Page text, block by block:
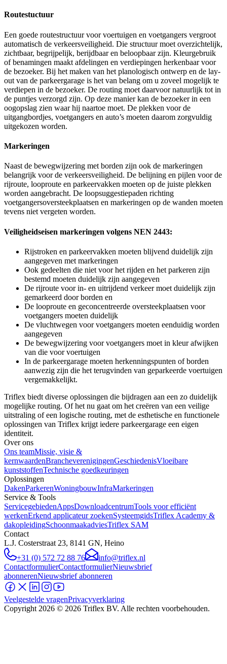
Routestuctuur
Een goede routestructuur voor voertuigen en voetgangers vergroot
automatisch de verkeersveiligheid. Die structuur moet overzichtelijk,
zichtbaar, begrijpelijk, berijdbaar en beloopbaar zijn. Kleurgebruik
of benamingen maakt afdelingen en verdiepingen herkenbaar voor
de bezoeker. Bij het maken van het planologisch ontwerp en de lay-
out van de parkeergarage is het van belang om u zoveel mogelijk te
verdiepen in de bezoeker. De routing moet daarvoor natuurlijk tot in
de puntjes verzorgd zijn. Op deze manier kan de bezoeker in een
oogopslag zien waar hij naartoe moet. De plekken voor de
uitgangbordjes, voetgangers en auto’s moeten daarom zorgvuldig
uitgekozen worden.
Markeringen
Naast de bewegwijzering met borden zijn ook de markeringen
belangrijk voor de verkeersveiligheid. De belijning en pijlen voor de
rijroute, looproute en parkeervakken moeten op de juiste plekken
worden aangebracht. De loopsuggestiepaden richting
voetgangersoversteekplaatsen en markeringen op de wanden moeten
tevens niet vergeten worden.
Veiligheidseisen markeringen volgens NEN 2443:
Rijstroken en parkeervakken moeten blijvend duidelijk zijn
aangegeven met markeringen
Ook gedeelten die niet voor het rijden en het parkeren zijn
bestemd moeten duidelijk zijn aangegeven
De rijroute voor in- en uitrijdend verkeer moet duidelijk zijn
gemarkeerd door borden en
De looproute en geconcentreerde oversteekplaatsen voor
voetgangers moeten duidelijk
De vluchtwegen voor voetgangers moeten eenduidig worden
aangegeven
De bewegwijzering voor voetgangers moet in kleur afwijken
van die voor voertuigen
In de parkeergarage moeten herkenningspunten of borden
aanwezig zijn die het terugvinden van geparkeerde voertuigen
vergemakkelijkt.
Triflex biedt diverse oplossingen die bijdragen aan een zo duidelijk
mogelijke routing. Of het nu gaat om het creëren van een veilige
uitstraling of een logische routing, met de esthetische en functionele
oplossingen van Triflex krijgt iedere parkeergarage een eigen
identiteit.
Over ons
Ons teamMissie, visie &
kernwaardenBrancheverenigingenGeschiedenisVloeibare
kunststoffenTechnische goedkeuringen
Oplossingen
DakenParkerenWoningbouwInfraMarkeringen
Service & Tools
ServicegebiedenAppsDownloadcentrumTools voor efficiënt
werkenErkend applicateur zoekenSysteemgidsTriflex Academy &
dakopleidingSchoonmaakadviesTriflex SAM
Contact
L.J. Costerstraat 23, 8141 GN, Heino
+31 (0) 572 72 88 76
info@triflex.nl
ContactformulierContactformulierNieuwsbrief
abonnerenNieuwsbrief abonneren
Veelgestelde vragenPrivacyverklaring
Copyright 2026 © 2026 Triflex BV. Alle rechten voorbehouden.